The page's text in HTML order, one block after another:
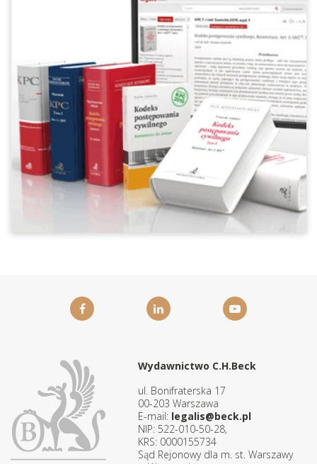
Wydawnictwo C.H.Beck
ul. Bonifraterska 17
00-203 Warszawa
E-mail: legalis@beck.pl
NIP: 522-010-50-28,
KRS: 0000155734
Sąd Rejonowy dla m. st. Warszawy